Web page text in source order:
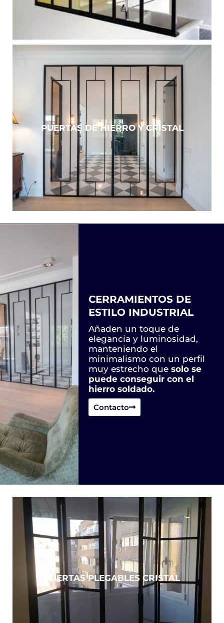
PUERTAS DE HIERRO Y CRISTAL
PUERTAS PLEGABLES CRISTAL
CERRAMIENTOS DE
ESTILO INDUSTRIAL
Añaden un toque de
elegancia y luminosidad,
manteniendo el
minimalismo con un perfil
muy estrecho que solo se
puede conseguir con el
hierro soldado.
Contacto